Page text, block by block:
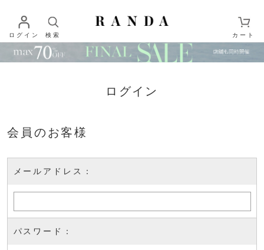
ログイン 検索 カート
ログイン
会員のお客様
メールアドレス：
パスワード：